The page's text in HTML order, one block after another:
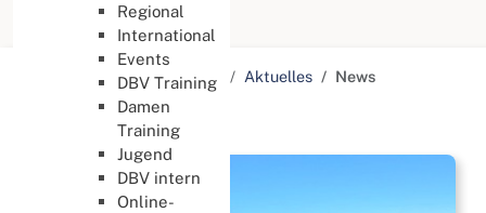
Regional
International
Events
DBV Training
Damen
Training
Jugend
DBV intern
Online-
Aktuelle Seite: Startseite Aktuelles News